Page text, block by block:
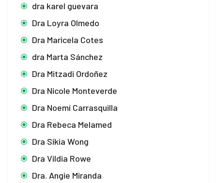
dra karel guevara
Dra Loyra Olmedo
Dra Maricela Cotes
dra Marta Sánchez
Dra Mitzadi Ordoñez
Dra Nicole Monteverde
Dra Noemí Carrasquilla
Dra Rebeca Melamed
Dra Sikia Wong
Dra Vildia Rowe
Dra. Angie Miranda